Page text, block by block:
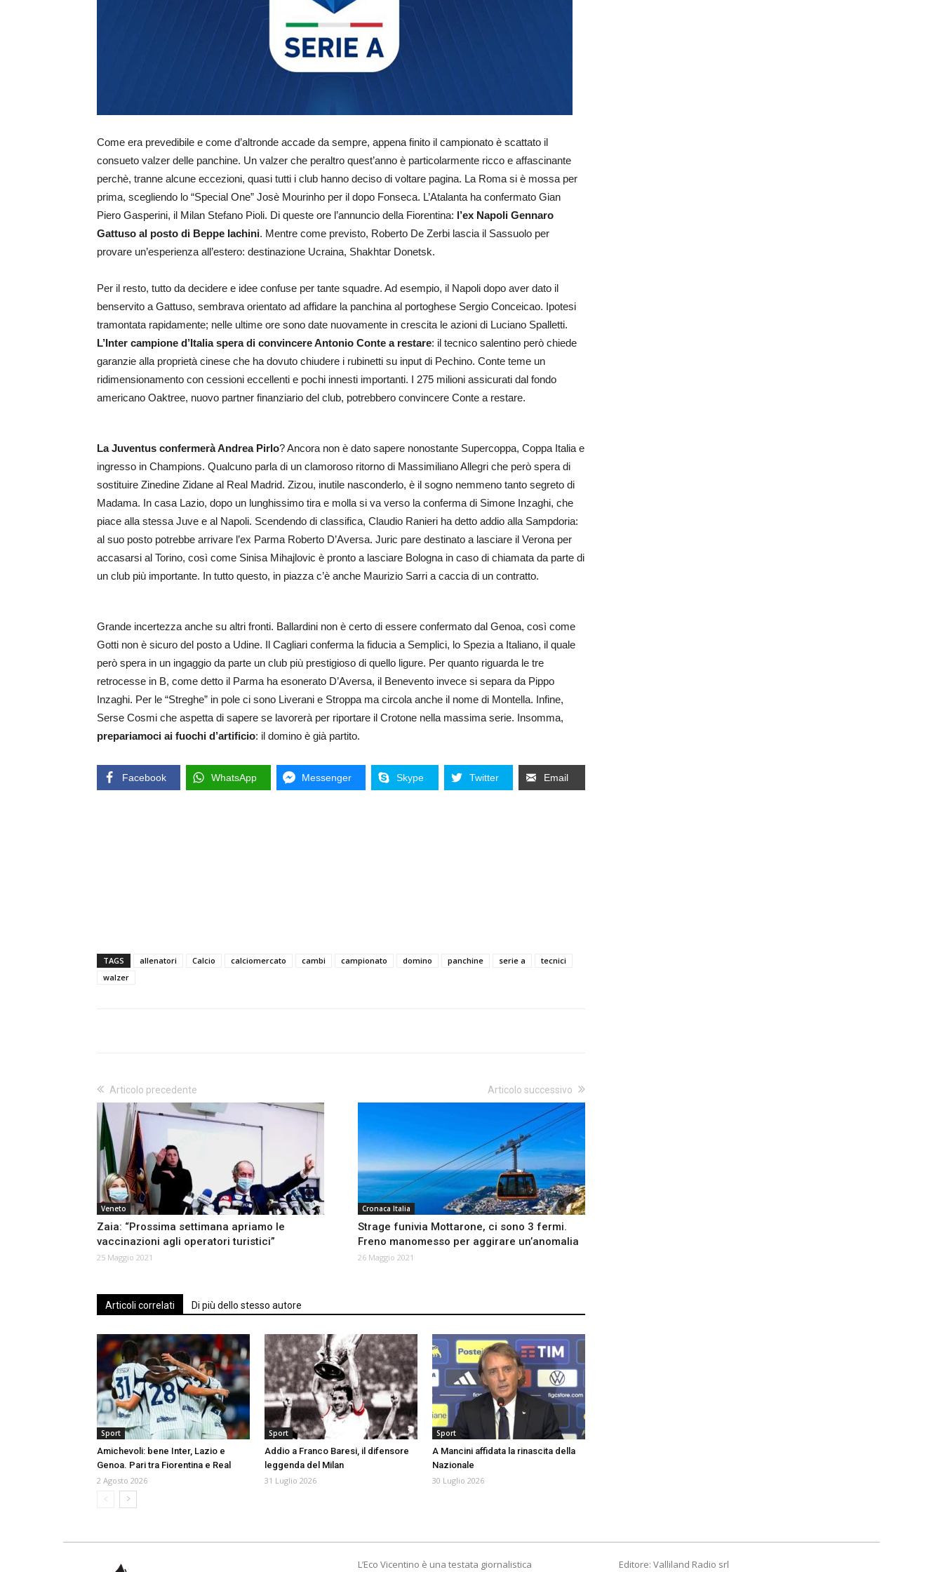
Come era prevedibile e come d’altronde accade da sempre, appena finito il campionato è scattato il
consueto valzer delle panchine. Un valzer che peraltro quest’anno è particolarmente ricco e affascinante
perchè, tranne alcune eccezioni, quasi tutti i club hanno deciso di voltare pagina. La Roma si è mossa per
prima, scegliendo lo “Special One” Josè Mourinho per il dopo Fonseca. L’Atalanta ha confermato Gian
Piero Gasperini, il Milan Stefano Pioli. Di queste ore l’annuncio della Fiorentina: l’ex Napoli Gennaro
Gattuso al posto di Beppe Iachini. Mentre come previsto, Roberto De Zerbi lascia il Sassuolo per
provare un’esperienza all’estero: destinazione Ucraina, Shakhtar Donetsk.
Per il resto, tutto da decidere e idee confuse per tante squadre. Ad esempio, il Napoli dopo aver dato il
benservito a Gattuso, sembrava orientato ad affidare la panchina al portoghese Sergio Conceicao. Ipotesi
tramontata rapidamente; nelle ultime ore sono date nuovamente in crescita le azioni di Luciano Spalletti.
L’Inter campione d’Italia spera di convincere Antonio Conte a restare: il tecnico salentino però chiede
garanzie alla proprietà cinese che ha dovuto chiudere i rubinetti su input di Pechino. Conte teme un
ridimensionamento con cessioni eccellenti e pochi innesti importanti. I 275 milioni assicurati dal fondo
americano Oaktree, nuovo partner finanziario del club, potrebbero convincere Conte a restare.
La Juventus confermerà Andrea Pirlo? Ancora non è dato sapere nonostante Supercoppa, Coppa Italia e
ingresso in Champions. Qualcuno parla di un clamoroso ritorno di Massimiliano Allegri che però spera di
sostituire Zinedine Zidane al Real Madrid. Zizou, inutile nasconderlo, è il sogno nemmeno tanto segreto di
Madama. In casa Lazio, dopo un lunghissimo tira e molla si va verso la conferma di Simone Inzaghi, che
piace alla stessa Juve e al Napoli. Scendendo di classifica, Claudio Ranieri ha detto addio alla Sampdoria:
al suo posto potrebbe arrivare l’ex Parma Roberto D’Aversa. Juric pare destinato a lasciare il Verona per
accasarsi al Torino, così come Sinisa Mihajlovic è pronto a lasciare Bologna in caso di chiamata da parte di
un club più importante. In tutto questo, in piazza c’è anche Maurizio Sarri a caccia di un contratto.
Grande incertezza anche su altri fronti. Ballardini non è certo di essere confermato dal Genoa, così come
Gotti non è sicuro del posto a Udine. Il Cagliari conferma la fiducia a Semplici, lo Spezia a Italiano, il quale
però spera in un ingaggio da parte un club più prestigioso di quello ligure. Per quanto riguarda le tre
retrocesse in B, come detto il Parma ha esonerato D’Aversa, il Benevento invece si separa da Pippo
Inzaghi. Per le “Streghe” in pole ci sono Liverani e Stroppa ma circola anche il nome di Montella. Infine,
Serse Cosmi che aspetta di sapere se lavorerà per riportare il Crotone nella massima serie. Insomma,
prepariamoci ai fuochi d’artificio: il domino è già partito.
Facebook WhatsApp Messenger Skype Twitter Email
TAGS allenatori Calcio calciomercato cambi campionato domino panchine serie a
tecnici
walzer
Articolo precedente
Veneto
Zaia: “Prossima settimana apriamo le
vaccinazioni agli operatori turistici”
25 Maggio 2021
Articolo successivo
Cronaca Italia
Strage funivia Mottarone, ci sono 3 fermi.
Freno manomesso per aggirare un’anomalia
26 Maggio 2021
Articoli correlati Di più dello stesso autore
Sport
Amichevoli: bene Inter, Lazio e
Genoa. Pari tra Fiorentina e Real
2 Agosto 2026
Sport
Addio a Franco Baresi, il difensore
leggenda del Milan
31 Luglio 2026
Sport
A Mancini affidata la rinascita della
Nazionale
30 Luglio 2026
L’Eco Vicentino è una testata giornalistica Editore: Valliland Radio srl